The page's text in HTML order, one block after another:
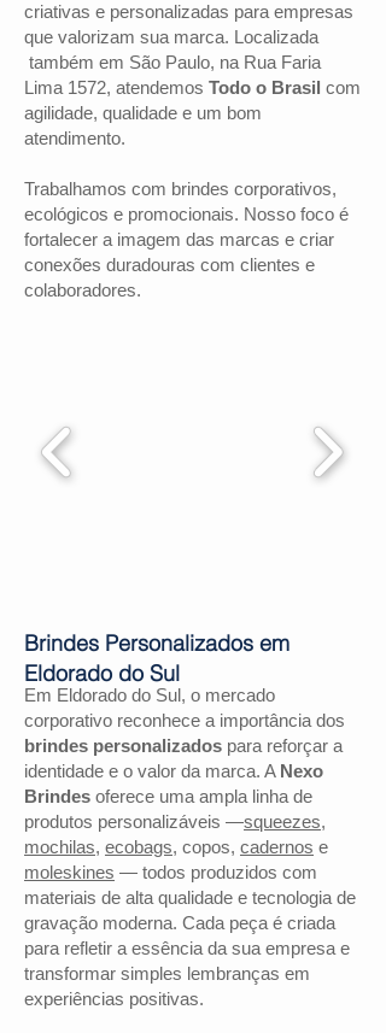
criativas e personalizadas para empresas
que valorizam sua marca. Localizada
também em São Paulo, na Rua Faria
Lima 1572, atendemos Todo o Brasil com
agilidade, qualidade e um bom
atendimento.
Trabalhamos com brindes corporativos,
ecológicos e promocionais. Nosso foco é
fortalecer a imagem das marcas e criar
conexões duradouras com clientes e
colaboradores.
Em Eldorado do Sul, o mercado
corporativo reconhece a importância dos
brindes personalizados para reforçar a
identidade e o valor da marca. A Nexo
Brindes oferece uma ampla linha de
produtos personalizáveis —squeezes,
mochilas, ecobags, copos, cadernos e
moleskines — todos produzidos com
materiais de alta qualidade e tecnologia de
gravação moderna. Cada peça é criada
para refletir a essência da sua empresa e
transformar simples lembranças em
experiências positivas.
Brindes Personalizados em
Eldorado do Sul